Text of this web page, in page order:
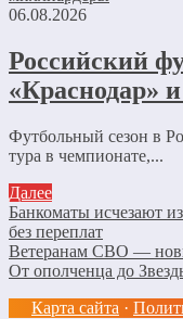
06.08.2026
Российский
«Краснодар»
Футбольный сезон в
тура в чемпионате,...
Далее
Банкоматы исчезают
без переплат
Ветеранам СВО —
От ополченца до
Карта сайта ·